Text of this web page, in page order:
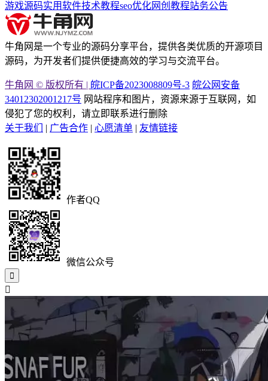
游戏源码实用软件技术教程seo优化网创教程站务公告
牛角网是一个专业的源码分享平台，提供各类优质的开源项目
源码，为开发者们提供便捷高效的学习与交流平台。
牛角网 © 版权所有 | 皖ICP备2023008809号-3 皖公网安备
34012302001217号 网站程序和图片，资源来源于互联网，如
侵犯了您的权利，请立即联系进行删除
关于我们
| 广告合作 | 心愿清单 | 友情链接
作者QQ
微信公众号